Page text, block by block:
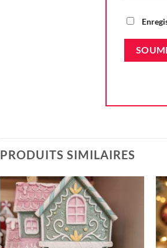
PRODUITS SIMILAIRES
à la liste